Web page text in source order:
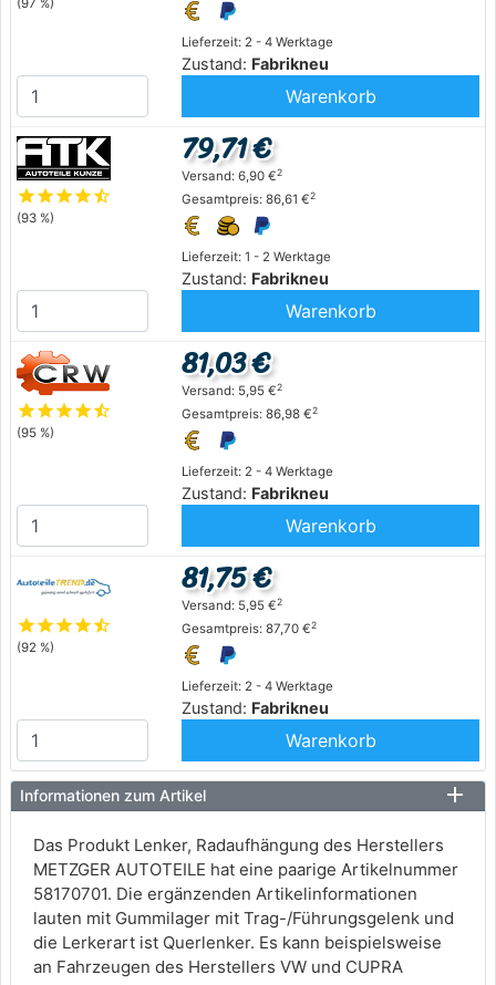
(97 %)
Lieferzeit: 2 - 4 Werktage
Zustand: Fabrikneu
Warenkorb
starstarstarstarstar_half
(93 %)
Lieferzeit: 1 - 2 Werktage
Zustand: Fabrikneu
79,71 €
Versand: 6,90 €2
Gesamtpreis: 86,61 €2
Warenkorb
starstarstarstarstar_half
(95 %)
Lieferzeit: 2 - 4 Werktage
Zustand: Fabrikneu
81,03 €
Versand: 5,95 €2
Gesamtpreis: 86,98 €2
Warenkorb
starstarstarstarstar_half
(92 %)
Lieferzeit: 2 - 4 Werktage
Zustand: Fabrikneu
81,75 €
Versand: 5,95 €2
Gesamtpreis: 87,70 €2
Warenkorb
Informationen zum Artikel
Das Produkt Lenker, Radaufhängung des Herstellers
METZGER AUTOTEILE hat eine paarige Artikelnummer
58170701. Die ergänzenden Artikelinformationen
lauten mit Gummilager mit Trag-/Führungsgelenk und
die Lerkerart ist Querlenker. Es kann beispielsweise
an Fahrzeugen des Herstellers VW und CUPRA